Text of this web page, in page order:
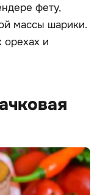
фету,
массы шарики.
и